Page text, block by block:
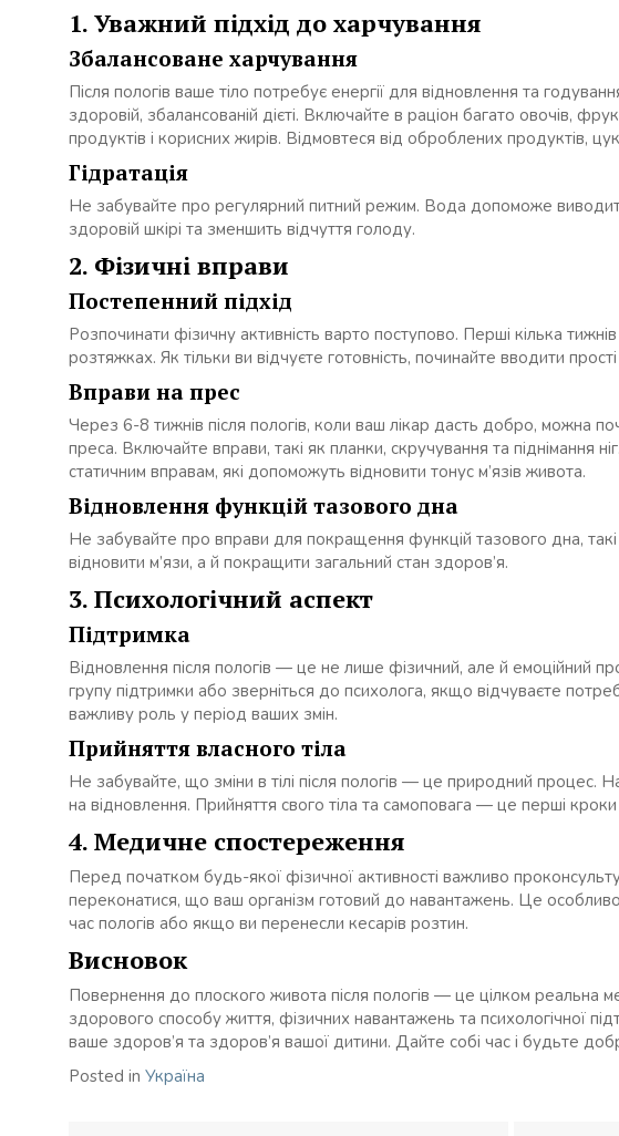
1. Уважний підхід до харчування
Збалансоване харчування
Після пологів ваше тіло потребує енергії для відновлення та
здоровій, збалансованій дієті. Включайте в раціон багато овочів,
продуктів і корисних жирів. Відмовтеся від оброблених продуктів,
Гідратація
Не забувайте про регулярний питний режим. Вода допоможе
здоровій шкірі та зменшить відчуття голоду.
2. Фізичні вправи
Постепенний підхід
Розпочинати фізичну активність варто поступово. Перші кілька
розтяжках. Як тільки ви відчуєте готовність, починайте вводити
Вправи на прес
Через 6-8 тижнів після пологів, коли ваш лікар дасть добро, можна
преса. Включайте вправи, такі як планки, скручування та піднімання
статичним вправам, які допоможуть відновити тонус м’язів живота.
Відновлення функцій тазового дна
Не забувайте про вправи для покращення функцій тазового дна,
відновити м’язи, а й покращити загальний стан здоров’я.
3. Психологічний аспект
Підтримка
Відновлення після пологів — це не лише фізичний, але й емоційний
групу підтримки або зверніться до психолога, якщо відчуваєте
важливу роль у період ваших змін.
Прийняття власного тіла
Не забувайте, що зміни в тілі після пологів — це природний процес.
на відновлення. Прийняття свого тіла та самоповага — це перші
4. Медичне спостереження
Перед початком будь-якої фізичної активності важливо
переконатися, що ваш організм готовий до навантажень. Це
час пологів або якщо ви перенесли кесарів розтин.
Висновок
Повернення до плоского живота після пологів — це цілком реальна
здорового способу життя, фізичних навантажень та психологічної
ваше здоров’я та здоров’я вашої дитини. Дайте собі час і будьте
Posted in Україна